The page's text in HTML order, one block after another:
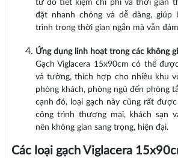
từ đó tiết kiệm chi phí và thời gian
đặt nhanh chóng và dễ dàng, giúp
trình trong thời gian ngắn mà vẫn
Ứng dụng linh hoạt trong các không
Gạch Viglacera 15x90cm có thể
và tường, thích hợp cho nhiều khu
phòng khách, phòng ngủ đến phòng
cạnh đó, loại gạch này cũng rất
công trình thương mại, khách sạn
nên không gian sang trọng, hiện đại.
Các loại gạch Viglacera